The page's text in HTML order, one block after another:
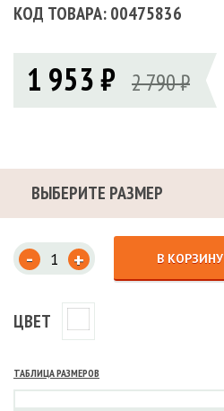
КОД ТОВАРА: 00475836
1 953 ₽ 2 790 ₽
ВЫБЕРИТЕ РАЗМЕР
- + В КОРЗИНУ
ЦВЕТ
ТАБЛИЦА РАЗМЕРОВ